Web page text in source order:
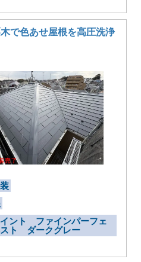
で色あせ屋根を高圧洗浄
イント ファインパーフェ
ト ダークグレー